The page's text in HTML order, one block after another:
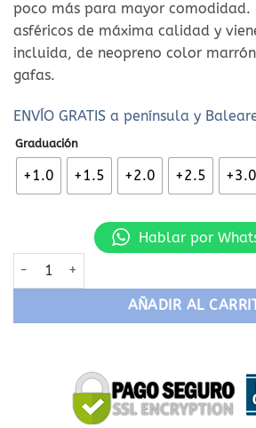
poco más para mayor comodidad.
asféricos de máxima calidad y
incluida, de neopreno color
gafas.
ENVÍO GRATIS a península y
Graduación
+1.0 +1.5 +2.0 +2.5 +3.0
Hablar por
Gafas de lectura L11 cantidad
AÑADIR AL